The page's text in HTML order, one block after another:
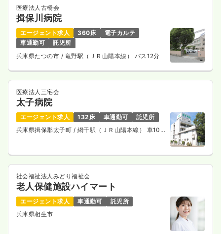
医療法人古橋会
揖保川病院
エージェント求人 360床
電子カルテ
車通勤可
託児所
兵庫県たつの市 / 竜野駅（ＪＲ山陽本線） バス12分
医療法人三宅会
太子病院
エージェント求人 132床 車通勤可
託児所
兵庫県揖保郡太子町 / 網干駅（ＪＲ山陽本線） 車10
社会福祉法人みどり福祉会
老人保健施設ハイマート
エージェント求人 車通勤可
託児所
兵庫県相生市